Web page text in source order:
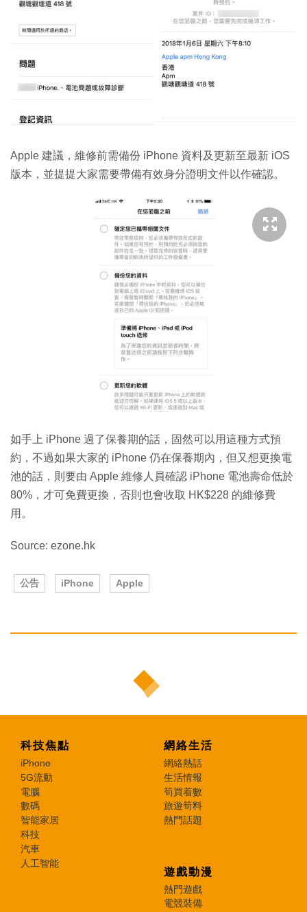
Apple 建議，維修前需備份 iPhone 資料及更新至最新 iOS
版本，並提提大家需要帶備有效身分證明文件以作確認。
如手上 iPhone 過了保養期的話，固然可以用這種方式預
約，不過如果大家的 iPhone 仍在保養期內，但又想更換電
池的話，則要由 Apple 維修人員確認 iPhone 電池壽命低於
80%，才可免費更換，否則也會收取 HK$228 的維修費
用。
Source: ezone.hk
公告 iPhone Apple
科技焦點
iPhone
5G流動
電腦
數碼
智能家居
科技
汽車
人工智能
網絡生活
網絡熱話
生活情報
筍買着數
旅遊筍料
熱門話題
遊戲動漫
熱門遊戲
電競裝備